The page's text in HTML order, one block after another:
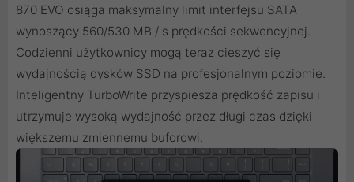
870 EVO osiąga maksymalny limit interfejsu SATA
wynoszący 560/530 MB / s prędkości sekwencyjnej.
Codzienni użytkownicy mogą teraz cieszyć się
wydajnością dysków SSD na profesjonalnym poziomie.
Inteligentny TurboWrite przyspiesza prędkość zapisu i
utrzymuje wysoką wydajność przez długi czas dzięki
większemu zmiennemu buforowi.